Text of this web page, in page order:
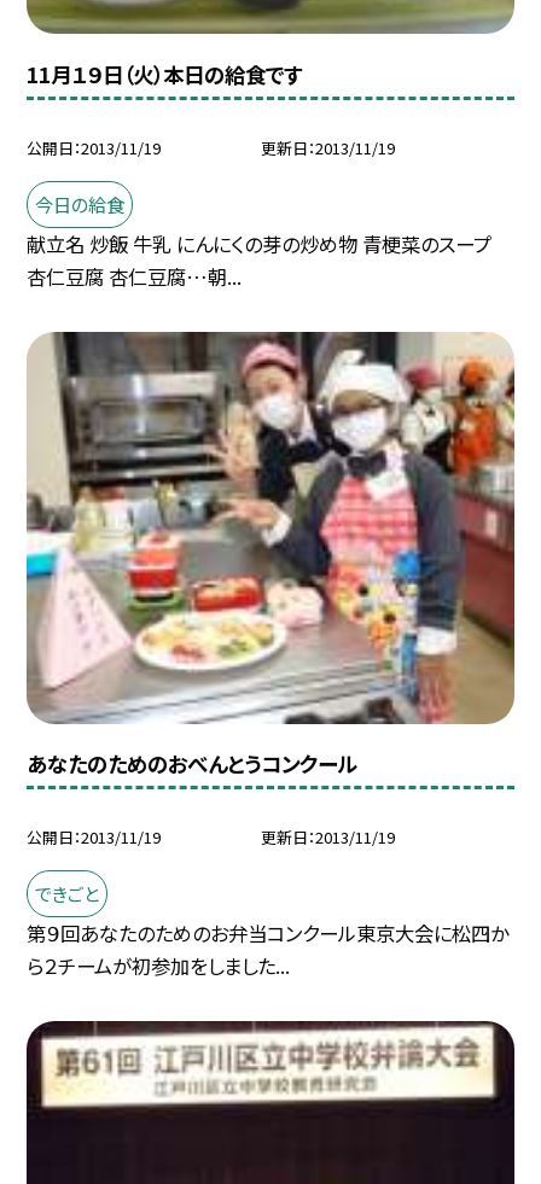
11月１９日（火）本日の給食です
公開日 2013/11/19 更新日 2013/11/19
今日の給食
献立名 炒飯 牛乳 にんにくの芽の炒め物 青梗菜のスープ
杏仁豆腐 杏仁豆腐…朝...
あなたのためのおべんとうコンクール
公開日 2013/11/19 更新日 2013/11/19
できごと
第９回あなたのためのお弁当コンクール東京大会に松四か
ら２チームが初参加をしました...